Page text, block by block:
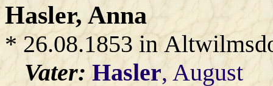
Hasler, Anna
* 26.08.1853 in
Vater:Hasler, August